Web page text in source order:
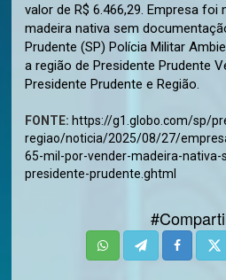
valor de R$ 6.466,29. Empresa foi
madeira nativa sem
Prudente (SP) Polícia Militar
a região de Presidente Prudente
Presidente Prudente e Região.
FONTE: https://g1.globo.com/sp/
regiao/noticia/2025/08/27/
65-mil-por-vender-madeira-
presidente-prudente.ghtml